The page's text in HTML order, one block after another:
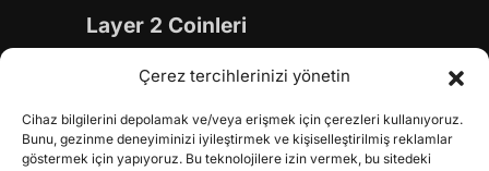
Çerez tercihlerinizi yönetin
Cihaz bilgilerini depolamak ve/veya erişmek için çerezleri kullanıyoruz.
Bunu, gezinme deneyiminizi iyileştirmek ve kişiselleştirilmiş reklamlar
göstermek için yapıyoruz. Bu teknolojilere izin vermek, bu sitedeki
Layer 2 Coinleri
Yapay Zeka (AI) Coinleri
Gaming Coinleri